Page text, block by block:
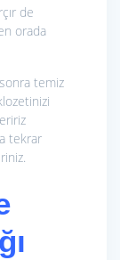
de
orada
sonra temiz
tekrar